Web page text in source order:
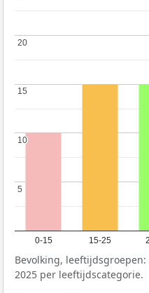
0-15 15-25
5
5
10
10
15
15
20
20
Bevolking,
2025 per leeftijdscategorie.